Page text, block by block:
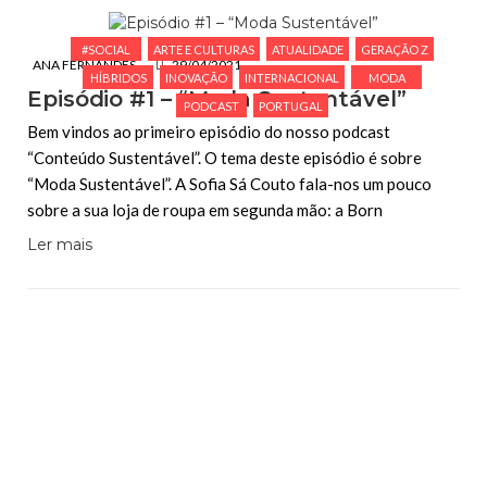
#SOCIAL ARTE E CULTURAS ATUALIDADE
GERAÇÃO Z
HÍBRIDOS
INOVAÇÃO INTERNACIONAL
MODA
PODCAST
PORTUGAL
ANA FERNANDES 29/04/2021
Episódio #1 – “Moda Sustentável”
Bem vindos ao primeiro episódio do nosso podcast
“Conteúdo Sustentável”. O tema deste episódio é sobre
“Moda Sustentável”. A Sofia Sá Couto fala-nos um pouco
sobre a sua loja de roupa em segunda mão: a Born
Ler mais